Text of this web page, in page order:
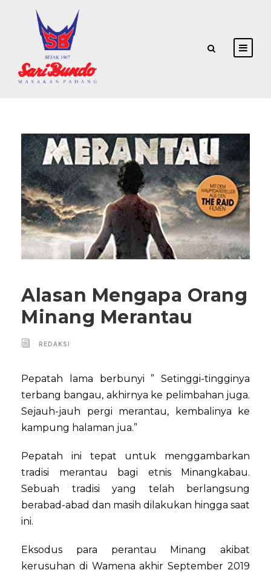
Alasan Mengapa Orang
Minang Merantau
REDAKSI
Pepatah lama berbunyi ” Setinggi-tingginya
terbang bangau, akhirnya ke pelimbahan juga.
Sejauh-jauh pergi merantau, kembalinya ke
kampung halaman jua.”
Pepatah ini tepat untuk menggambarkan
tradisi merantau bagi etnis Minangkabau.
Sebuah tradisi yang telah berlangsung
berabad-abad dan masih dilakukan hingga saat
ini.
Eksodus para perantau Minang akibat
kerusuhan di Wamena akhir September 2019